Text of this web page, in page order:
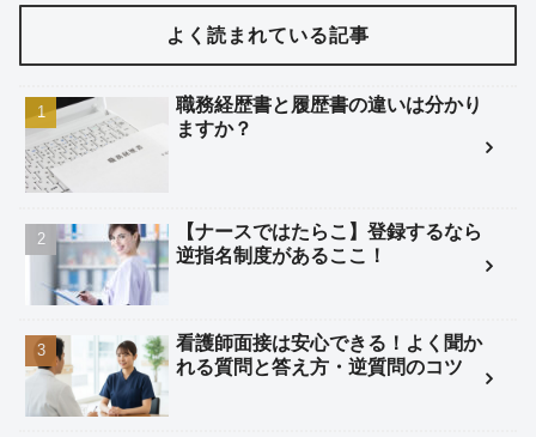
よく読まれている記事
職務経歴書と履歴書の違いは分かり
ますか？
【ナースではたらこ】登録するなら
逆指名制度があるここ！
看護師面接は安心できる！よく聞か
れる質問と答え方・逆質問のコツ